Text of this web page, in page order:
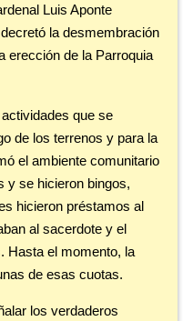
Luis Aponte
la desmembración
erección de la Parroquia
que se
de los terrenos y para la
el ambiente comunitario
y se hicieron bingos,
hicieron préstamos al
al sacerdote y el
Hasta el momento, la
de esas cuotas.
los verdaderos